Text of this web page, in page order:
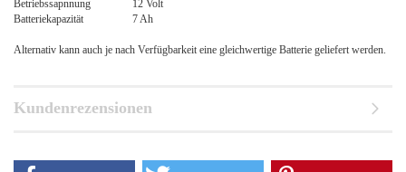
Betriebssapnnung
12 Volt
Batteriekapazität
7 Ah
Alternativ kann auch je nach Verfügbarkeit eine gleichwertige Batterie geliefert werden.
Kundenrezensionen